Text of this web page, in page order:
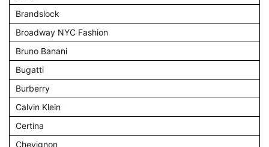
Brandslock
Broadway NYC Fashion
Bruno Banani
Bugatti
Burberry
Calvin Klein
Certina
Chevignon